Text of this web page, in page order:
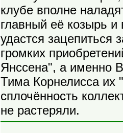
клубе вполне
главный её козырь
удастся зацепиться
громких
Янссена", а именно
Тима Корнелисса их
сплочённость
не растеряли.